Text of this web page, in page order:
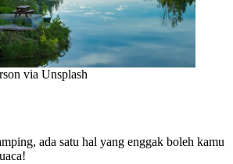
via Unsplash
ada satu hal yang enggak boleh kamu